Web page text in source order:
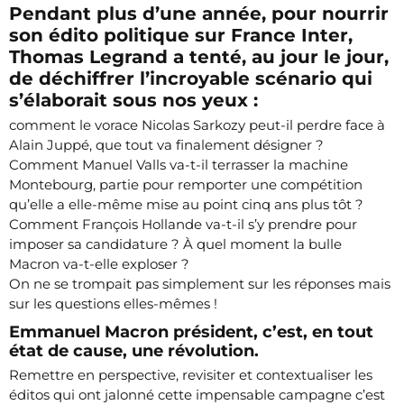
Pendant plus d’une année, pour nourrir
son édito politique sur France Inter,
Thomas Legrand a tenté, au jour le jour,
de déchiffrer l’incroyable scénario qui
s’élaborait sous nos yeux :
comment le vorace Nicolas Sarkozy peut-il perdre face à
Alain Juppé, que tout va finalement désigner ?
Comment Manuel Valls va-t-il terrasser la machine
Montebourg, partie pour remporter une compétition
qu’elle a elle-même mise au point cinq ans plus tôt ?
Comment François Hollande va-t-il s’y prendre pour
imposer sa candidature ? À quel moment la bulle
Macron va-t-elle exploser ?
On ne se trompait pas simplement sur les réponses mais
sur les questions elles-mêmes !
Emmanuel Macron président, c’est, en tout
état de cause, une révolution.
Remettre en perspective, revisiter et contextualiser les
éditos qui ont jalonné cette impensable campagne c’est